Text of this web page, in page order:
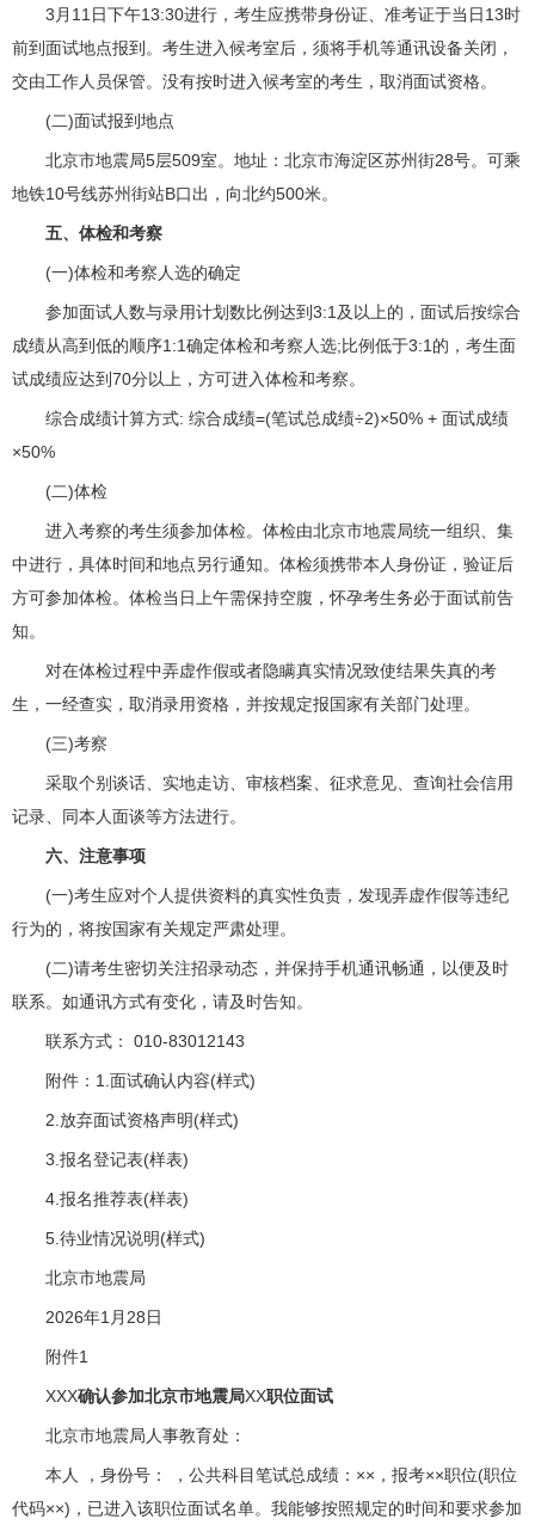
3月11日下午13:30进行，考生应携带身份证、准考证于当日13时
前到面试地点报到。考生进入候考室后，须将手机等通讯设备关闭，
交由工作人员保管。没有按时进入候考室的考生，取消面试资格。
(二)面试报到地点
北京市地震局5层509室。地址：北京市海淀区苏州街28号。可乘
地铁10号线苏州街站B口出，向北约500米。
五、体检和考察
(一)体检和考察人选的确定
参加面试人数与录用计划数比例达到3:1及以上的，面试后按综合
成绩从高到低的顺序1:1确定体检和考察人选;比例低于3:1的，考生面
试成绩应达到70分以上，方可进入体检和考察。
综合成绩计算方式: 综合成绩=(笔试总成绩÷2)×50% + 面试成绩
×50%
(二)体检
进入考察的考生须参加体检。体检由北京市地震局统一组织、集
中进行，具体时间和地点另行通知。体检须携带本人身份证，验证后
方可参加体检。体检当日上午需保持空腹，怀孕考生务必于面试前告
知。
对在体检过程中弄虚作假或者隐瞒真实情况致使结果失真的考
生，一经查实，取消录用资格，并按规定报国家有关部门处理。
(三)考察
采取个别谈话、实地走访、审核档案、征求意见、查询社会信用
记录、同本人面谈等方法进行。
六、注意事项
(一)考生应对个人提供资料的真实性负责，发现弄虚作假等违纪
行为的，将按国家有关规定严肃处理。
(二)请考生密切关注招录动态，并保持手机通讯畅通，以便及时
联系。如通讯方式有变化，请及时告知。
联系方式： 010-83012143
附件：1.面试确认内容(样式)
2.放弃面试资格声明(样式)
3.报名登记表(样表)
4.报名推荐表(样表)
5.待业情况说明(样式)
北京市地震局
2026年1月28日
附件1
XXX确认参加北京市地震局XX职位面试
北京市地震局人事教育处：
本人 ，身份号： ，公共科目笔试总成绩：××，报考××职位(职位
代码××)，已进入该职位面试名单。我能够按照规定的时间和要求参加